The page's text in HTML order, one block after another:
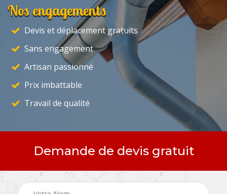
Nos engagements
Devis et déplacement gratuits
Sans engagement
Artisan passionné
Prix imbattable
Travail de qualité
Demande de devis gratuit